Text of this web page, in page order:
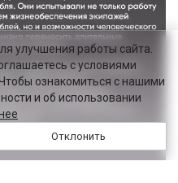
улучшения работы сайта.
с условиями
ознакомиться с нашими
и об использовании
Отклонить